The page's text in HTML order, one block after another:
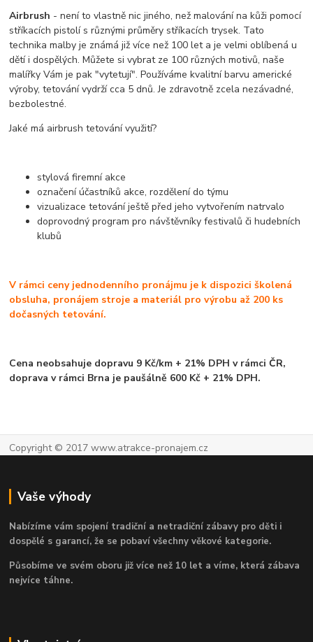
Airbrush - není to vlastně nic jiného, než malování na kůži pomocí
stříkacích pistolí s různými průměry stříkacích trysek. Tato
technika malby je známá již více než 100 let a je velmi oblíbená u
dětí i dospělých. Můžete si vybrat ze 100 různých motivů, naše
malířky Vám je pak "vytetují". Používáme kvalitní barvu americké
výroby, tetování vydrží cca 5 dnů. Je zdravotně zcela nezávadné,
bezbolestné.
Jaké má airbrush tetování využití?
stylová firemní akce
označení účastníků akce, rozdělení do týmu
vizualizace tetování ještě před jeho vytvořením natrvalo
doprovodný program pro návštěvníky festivalů či hudebních
klubů
V rámci ceny jednodenního pronájmu je k dispozici školená
obsluha, pronájem stroje a materiál pro výrobu až 200 ks
dočasných tetování.
Cena neobsahuje dopravu 9 Kč/km + 21% DPH v rámci ČR,
doprava v rámci Brna je paušálně 600 Kč + 21% DPH.
Copyright © 2017 www.atrakce-pronajem.cz
Vaše výhody
Nabízíme vám spojení tradiční a netradiční zábavy pro děti i
dospělé s garancí, že se pobaví všechny věkové kategorie.
Působíme ve svém oboru již více než 10 let a víme, která zábava
nejvíce táhne.